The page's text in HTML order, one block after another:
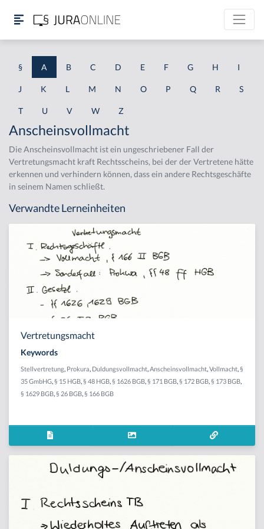
§ A B C D E F G H I
J K L M N O P Q R S
T U V W Z
Anscheinsvollmacht
Die Anscheinsvollmacht ist ein ungeschriebener Fall der
Vertretungsmacht kraft Rechtsscheins, bei der der Vertretene hätte
erkennen und verhindern können, dass ein andere Rechtsgeschäfte
in seinem Namen schließt.
Verwandte Lerneinheiten
Vertretungsmacht
Keywords
Stellvertretung Prokura Duldungsvollmacht Anscheinsvollmacht Vollmacht §
35 GmbHG § 15 HGB § 48 HGB § 1626 BGB § 171 BGB § 172 BGB § 173 BGB
§ 1629 BGB § 26 BGB § 166 BGB